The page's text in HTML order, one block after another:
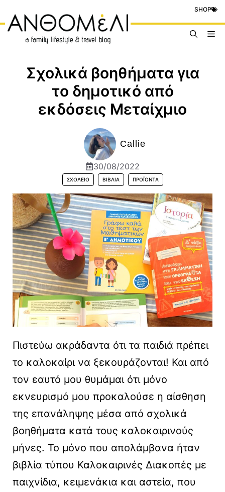
περιεχόμενο
SHOP
Σχολικά βοηθήματα για
το δημοτικό από
εκδόσεις Μεταίχμιο
Callie
30/08/2022
ΣΧΟΛΕΊΟ ΒΙΒΛΊΑ ΠΡΟΪΟΝΤΑ
Πιστεύω ακράδαντα ότι τα παιδιά πρέπει
το καλοκαίρι να ξεκουράζονται! Και από
τον εαυτό μου θυμάμαι ότι μόνο
εκνευρισμό μου προκαλούσε η αίσθηση
της επανάληψης μέσα από σχολικά
βοηθήματα κατά τους καλοκαιρινούς
μήνες. Το μόνο που απολάμβανα ήταν
βιβλία τύπου Καλοκαιρινές Διακοπές με
παιχνίδια, κειμενάκια και αστεία, που